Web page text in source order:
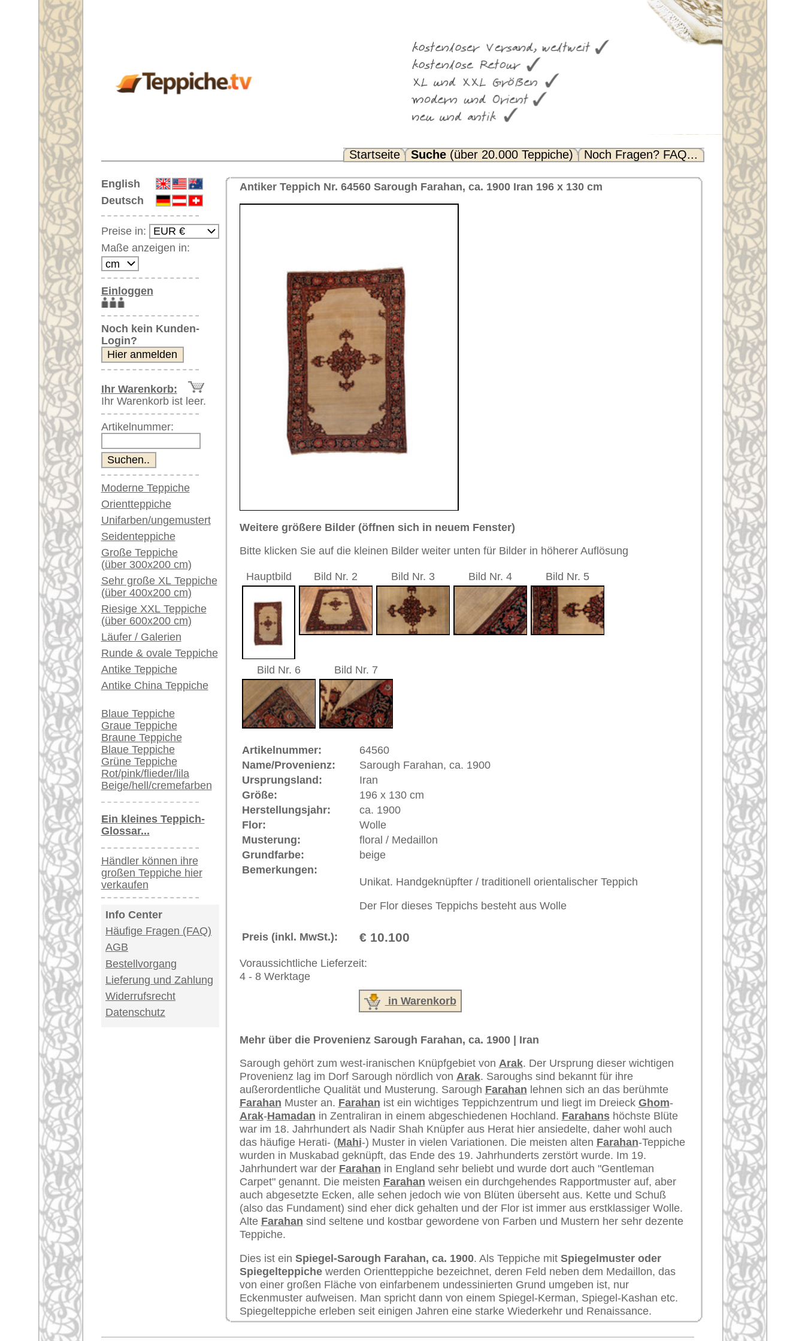
Noch Fragen? FAQ...
English
Deutsch
Preise in:
Maße anzeigen in:
Einloggen
Noch kein Kunden-
Login?
Ihr Warenkorb:
Ihr Warenkorb ist leer.
Artikelnummer:
Moderne Teppiche
Orientteppiche
Unifarben/ungemustert
Seidenteppiche
Große Teppiche
(über 300x200 cm)
Sehr große XL Teppiche
(über 400x200 cm)
Riesige XXL Teppiche
(über 600x200 cm)
Läufer / Galerien
Runde & ovale Teppiche
Antike Teppiche
Antike China Teppiche
Blaue Teppiche
Graue Teppiche
Braune Teppiche
Blaue Teppiche
Grüne Teppiche
Rot/pink/flieder/lila
Beige/hell/cremefarben
Ein kleines Teppich-
Glossar...
Händler können ihre
großen Teppiche hier
verkaufen
Info Center
Häufige Fragen (FAQ)
AGB
Bestellvorgang
Lieferung und Zahlung
Widerrufsrecht
Datenschutz
Weitere größere Bilder (öffnen sich in neuem Fenster)
Bitte klicken Sie auf die kleinen Bilder weiter unten für Bilder in höherer Auflösung
Hauptbild Bild Nr. 3 Bild Nr. 4 Bild Nr. 5
Bild Nr. 6
Artikelnummer:
Name/Provenienz:
Sarough Farahan, ca. 1900
Ursprungsland:
196 x 130 cm
Herstellungsjahr:
Flor: Wolle
Musterung:
Grundfarbe:
Bemerkungen:
Unikat. Handgeknüpfter / traditionell orientalischer Teppich
Der Flor dieses Teppichs besteht aus Wolle
Preis (inkl. MwSt.): € 10.100
Voraussichtliche Lieferzeit:
4 - 8 Werktage
in Warenkorb
Mehr über die Provenienz Sarough Farahan, ca. 1900 | Iran
Sarough gehört zum west-iranischen Knüpfgebiet vonArak. Der Ursprung dieser wichtigen
Provenienz lag im Dorf Sarough nördlich vonArak . Saroughs sind bekannt für ihre
außerordentliche Qualität und Musterung. SaroughFarahanlehnen sich an das berühmte
Farahan
Arak-Hamadan
war im 18. Jahrhundert als Nadir Shah Knüpfer aus Herat hier ansiedelte, daher wohl auch
das häufige Herati- ( -) Muster in vielen Variationen. Die meisten altenFarahan-Teppiche
wurden in Muskabad geknüpft, das Ende des 19. Jahrhunderts zerstört wurde. Im 19.
Jahrhundert war der Farahanin England sehr beliebt und wurde dort auch "Gentleman
Carpet" genannt. Die meisten Farahan
weisen ein durchgehendes Rapportmuster auf, aber
auch abgesetzte Ecken, alle sehen jedoch wie von Blüten überseht aus. Kette und Schuß
(also das Fundament) sind eher dick gehalten und der Flor ist immer aus erstklassiger Wolle.
Alte Farahan
sind seltene und kostbar gewordene von Farben und Mustern her sehr dezente
Teppiche.
Spiegel-Sarough Farahan, ca. 1900 . Als Teppiche mitSpiegelmuster oder
Spiegelteppiche
werden Orientteppiche bezeichnet, deren Feld neben dem Medaillon, das
von einer großen Fläche von einfarbenem undessinierten Grund umgeben ist, nur
Eckenmuster aufweisen. Man spricht dann von einem Spiegel-Kerman, Spiegel-Kashan etc.
Spiegelteppiche erleben seit einigen Jahren eine starke Wiederkehr und Renaissance.
Teppiche.tv - große moderne Teppiche | neue und antike Orientteppiche -
Kundenservice:
United Kingdom: +44 (0)20 7183 4544
USA / Canada: +1 646-688-1335